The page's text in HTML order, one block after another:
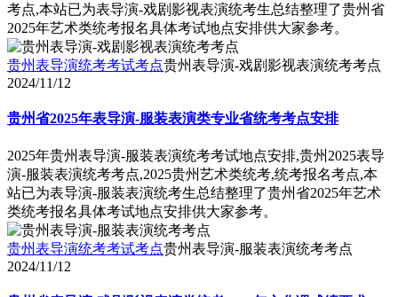
考点,本站已为表导演-戏剧影视表演统考生总结整理了贵州省
2025年艺术类统考报名具体考试地点安排供大家参考。
贵州表导演统考考试考点贵州表导演-戏剧影视表演统考考点
2024/11/12
贵州省2025年表导演-服装表演类专业省统考考点安排
2025年贵州表导演-服装表演统考考试地点安排,贵州2025表导
演-服装表演统考考点,2025贵州艺术类统考,统考报名考点,本
站已为表导演-服装表演统考生总结整理了贵州省2025年艺术
类统考报名具体考试地点安排供大家参考。
贵州表导演统考考试考点贵州表导演-服装表演统考考点
2024/11/12